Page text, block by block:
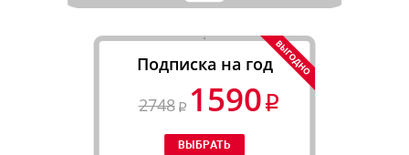
Подписка на год
2748
1590